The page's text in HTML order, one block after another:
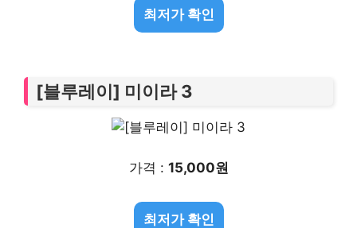
최저가 확인
[블루레이] 미이라 3
가격 : 15,000원
최저가 확인